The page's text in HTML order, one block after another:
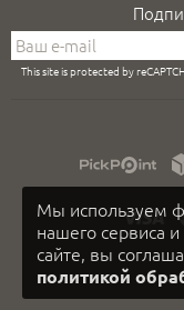
Мы используем
нашего сервиса и
сайте, вы
политикой
This site is protected by